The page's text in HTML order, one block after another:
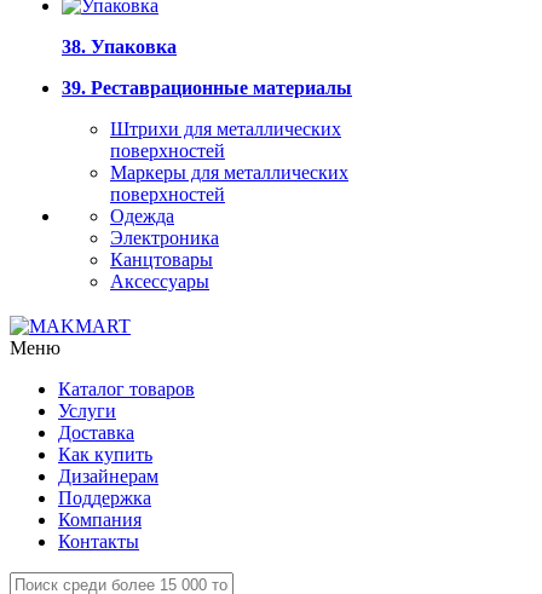
38. Упаковка
39. Реставрационные материалы
Штрихи для металлических
поверхностей
Маркеры для металлических
поверхностей
Одежда
Электроника
Канцтовары
Аксессуары
Меню
Каталог товаров
Услуги
Доставка
Как купить
Дизайнерам
Поддержка
Компания
Контакты